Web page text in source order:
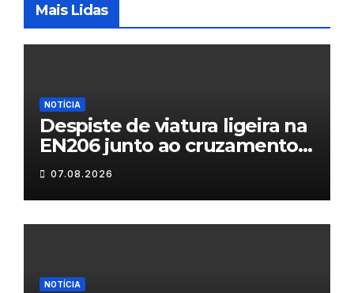
Mais Lidas
NOTÍCIA
Despiste de viatura ligeira na
EN206 junto ao cruzamento
Fornos do Pinhal
07.08.2026
NOTÍCIA